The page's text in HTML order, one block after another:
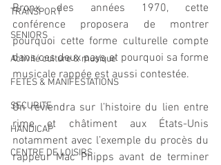
TRANSPORT
SENIORS
Activité culture & musique
FETES & MANIFESTATIONS
SECURITE
HANDICAP
CENTRE DE LOISIRS
Bronx des années 1970, cette
conférence proposera de montrer
pourquoi cette forme culturelle compte
dans ces deux pays et pourquoi sa forme
musicale rappée est aussi contestée.
On reviendra sur l’histoire du lien entre
rime et châtiment aux États-Unis
notamment avec l’exemple du procès du
rappeur Mac Phipps avant de terminer